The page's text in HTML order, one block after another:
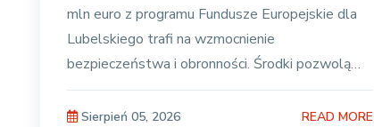
mln euro z programu Fundusze Europejskie dla
Lubelskiego trafi na wzmocnienie
bezpieczeństwa i obronności. Środki pozwolą
lubelskim firmom na przekwalifikowanie
Sierpień 05, 2026 READ MORE